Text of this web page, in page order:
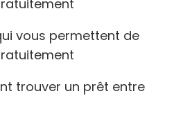
vous permettent de
trouver un prêt entre